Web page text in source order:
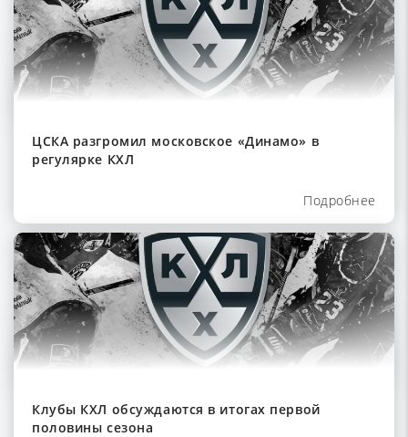
ЦСКА разгромил московское «Динамо» в
регулярке КХЛ
Подробнее
Клубы КХЛ обсуждаются в итогах первой
половины сезона